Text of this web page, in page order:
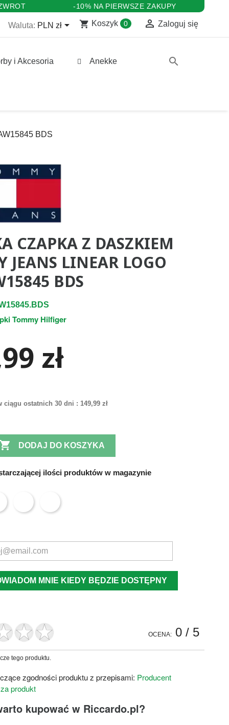
-10% NA PIERWSZE ZAKUPY
Waluta: PLN zł shopping_cart Koszyk 0  Zaloguj się
i Akcesoria Anekke search
BDS
CZAPKA Z DASZKIEM
JEANS LINEAR LOGO
BDS
Tommy Hilfiger
zł
ciągu ostatnich 30 dni : 149,99 zł
 DODAJ DO KOSZYKA
ilości produktów w magazynie
MNIE KIEDY BĘDZIE DOSTĘPNY
OCENA: 0/ 5
tego produktu.
zgodności produktu z przepisami: Producent
produkt
kupować w Riccardo.pl?